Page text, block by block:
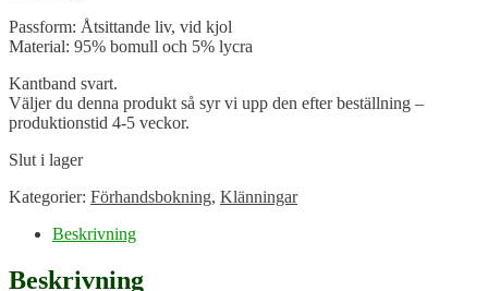
Passform: Åtsittande liv, vid kjol
Material: 95% bomull och 5% lycra
Kantband svart.
Väljer du denna produkt så syr vi upp den efter beställning –
produktionstid 4-5 veckor.
Slut i lager
Kategorier: Förhandsbokning, Klänningar
Beskrivning
Beskrivning